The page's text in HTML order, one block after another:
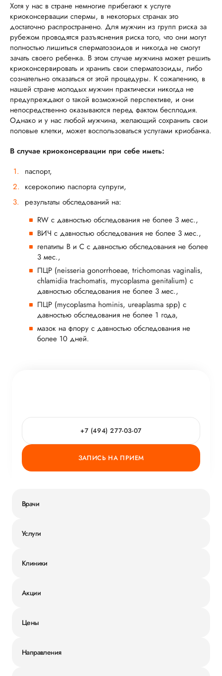
Хотя у нас в стране немногие прибегают к услуге
криоконсервации спермы, в некоторых странах это
достаточно распространено. Для мужчин из групп риска за
рубежом проводятся разъяснения риска того, что они могут
полностью лишиться сперматозоидов и никогда не смогут
зачать своего ребенка. В этом случае мужчина может решить
криоконсервировать и хранить свои сперматозоиды, либо
сознательно отказаться от этой процедуры. К сожалению, в
нашей стране молодых мужчин практически никогда не
предупреждают о такой возможной перспективе, и они
непосредственно оказываются перед фактом бесплодия.
Однако и у нас любой мужчина, желающий сохранить свои
половые клетки, может воспользоваться услугами криобанка.
В случае криоконсервации при себе иметь:
паспорт,
ксерокопию паспорта супруги,
результаты обследований на:
RW с давностью обследования не более 3 мес.,
ВИЧ с давностью обследования не более 3 мес.,
гепатиты В и С с давностью обследования не более
3 мес.,
ПЦР (neisseria gonorrhoeae, trichomonas vaginalis,
chlamidia trachomatis, mycoplasma genitalium) с
давностью обследования не более 3 мес.,
ПЦР (mycoplasma hominis, ureaplasma spp) с
давностью обследования не более 1 года,
мазок на флору с давностью обследования не
более 10 дней.
+7 (494) 277-03-07
ЗАПИСЬ НА ПРИЕМ
Врачи
Услуги
Клиники
Акции
Цены
Направления